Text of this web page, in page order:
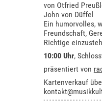
von Otfried
John von Düffel
Ein humorvolles,
Freundschaft,
Richtige
10:00 Uhr,
präsentiert von
Kartenverkauf